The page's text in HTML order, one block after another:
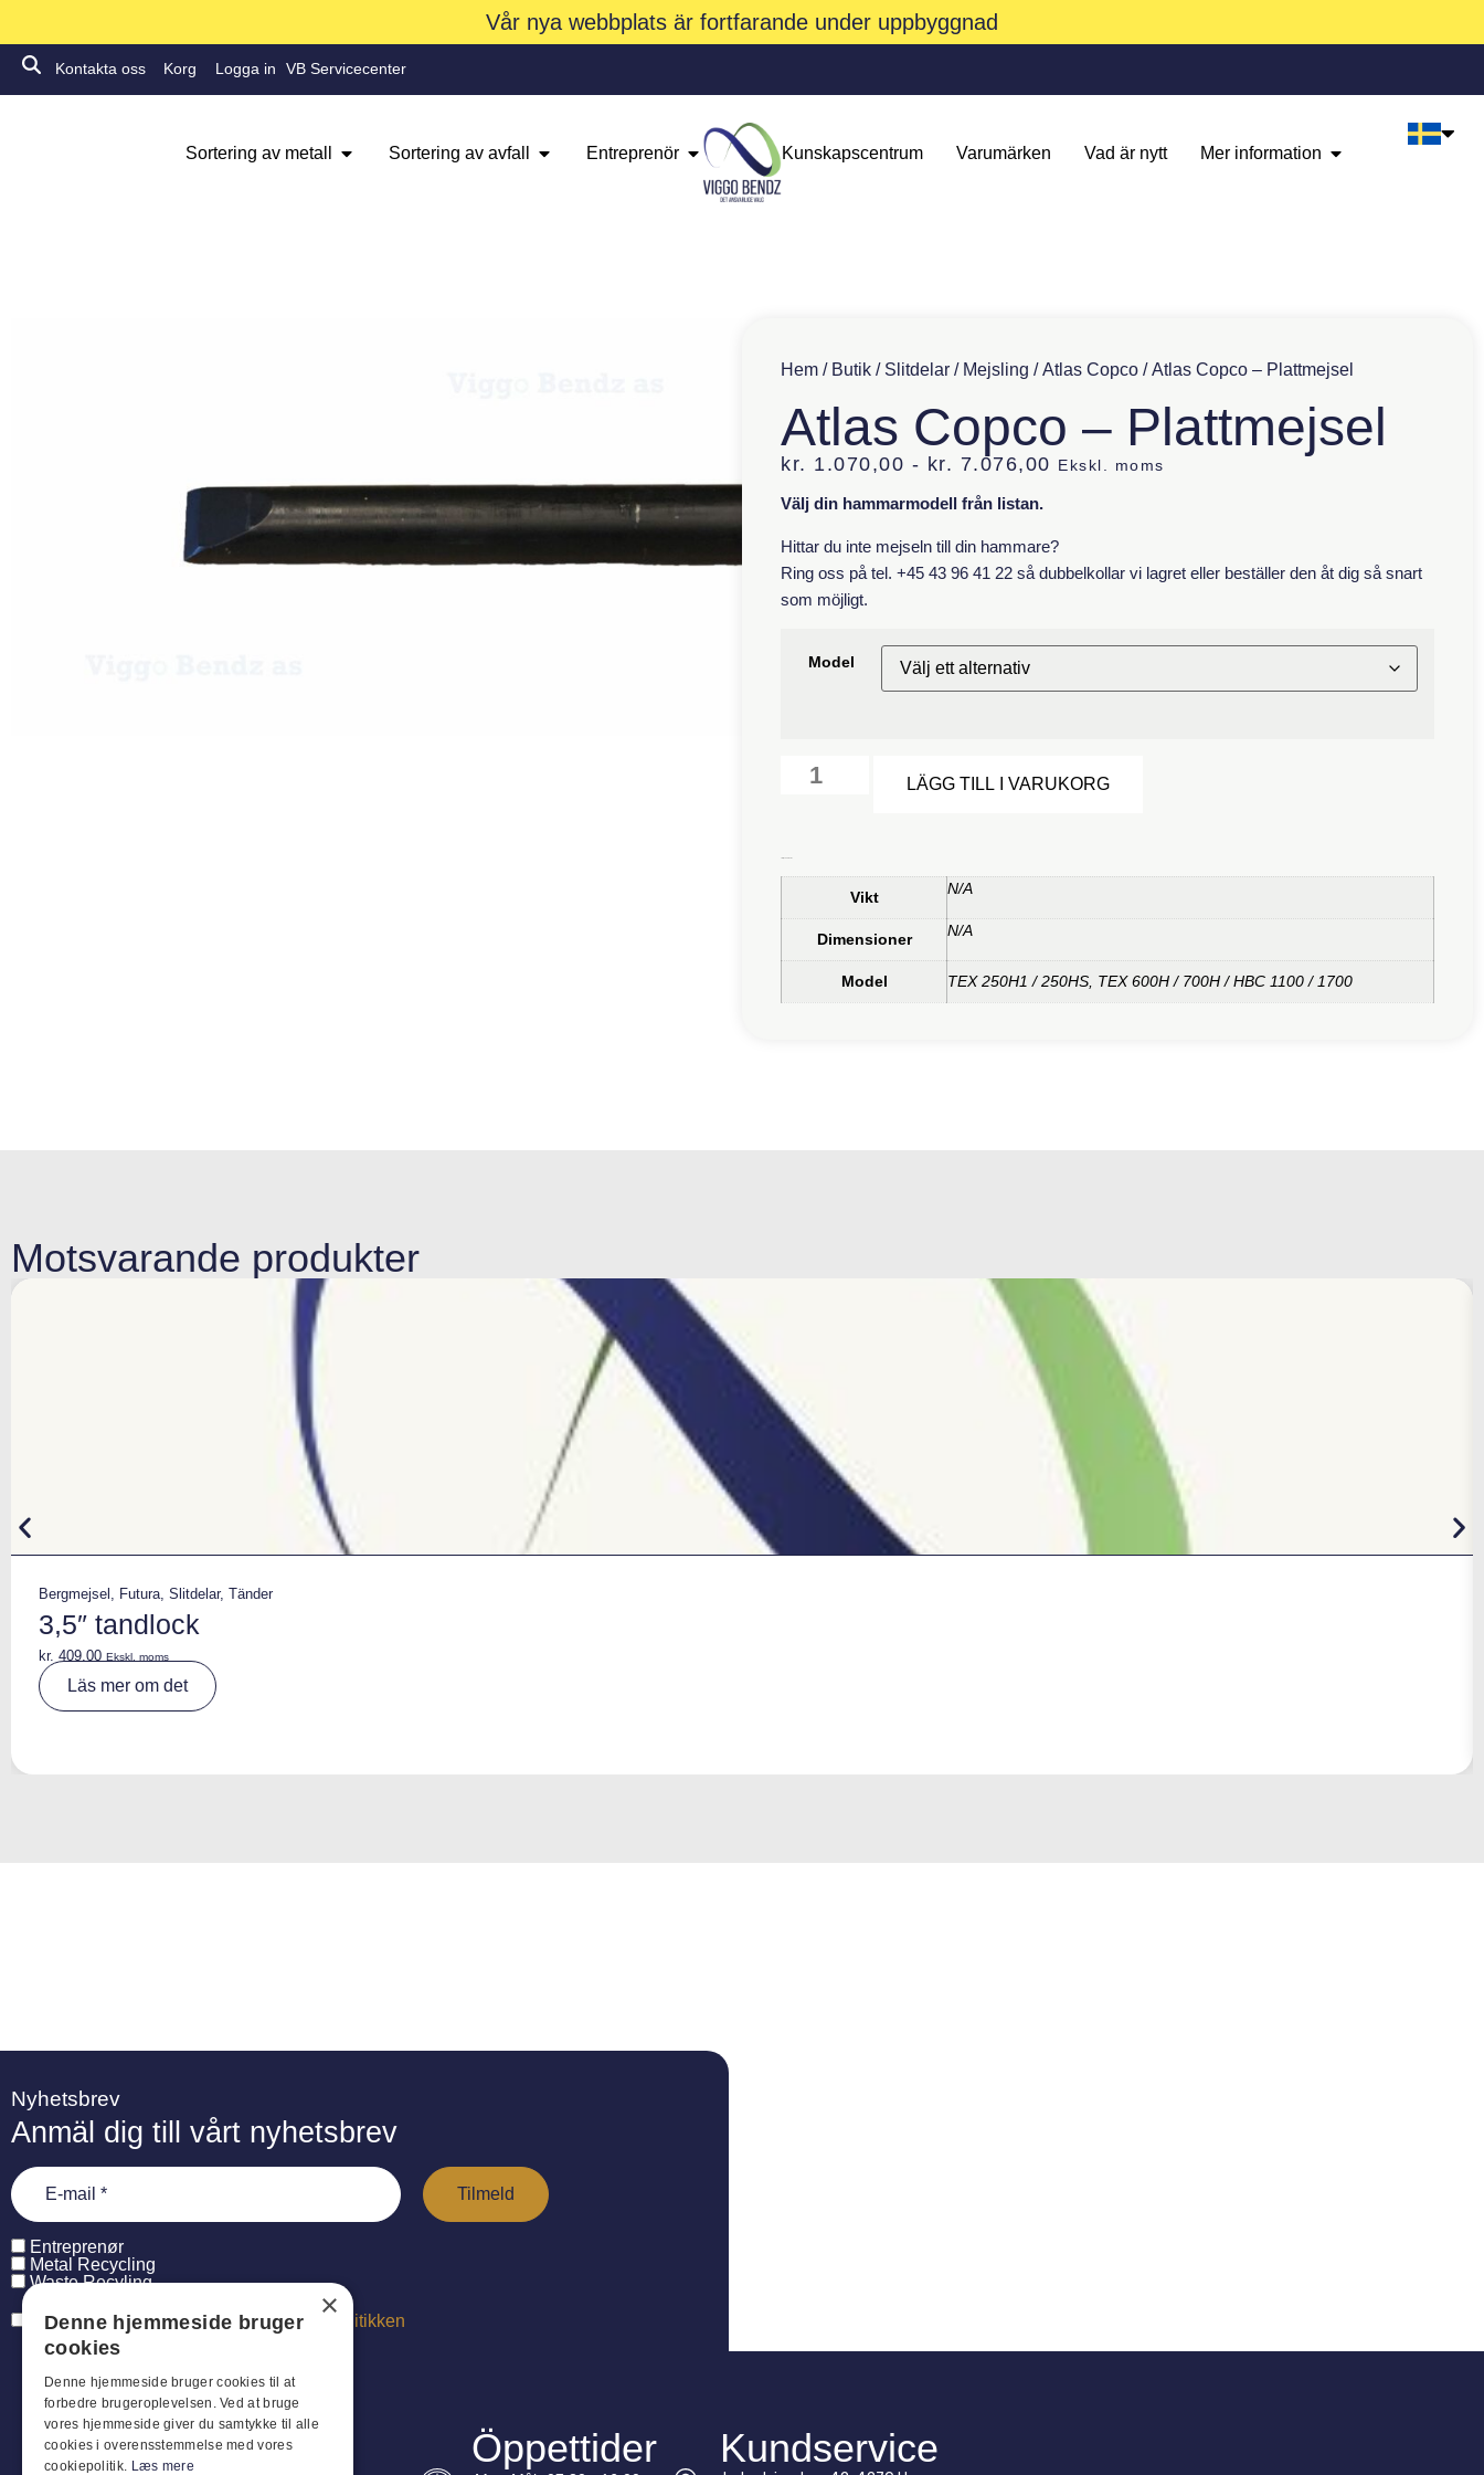
Vår nya webbplats är fortfarande under uppbyggnad
Kontakta oss Korg Logga in VB Servicecenter
Sortering av metall Sortering av avfall Entreprenör Kunskapscentrum Varumärken Vad är nytt Mer information
Hem / Butik / Slitdelar / Mejsling /Atlas Copco / Atlas Copco – Plattmejsel
Atlas Copco – Plattmejsel
kr. 1.070,00 - kr. 7.076,00 Ekskl. moms
Välj din hammarmodell från listan.
Hittar du inte mejseln till din hammare?
Ring oss på tel. +45 43 96 41 22 så dubbelkollar vi lagret eller beställer den åt dig så snart
som möjligt.
Model
LÄGG TILL I VARUKORG
Vikt N/A
Dimensioner N/A
Model TEX 250H1 / 250HS, TEX 600H / 700H / HBC 1100 / 1700
Motsvarande produkter
Bergmejsel Futura Slitdelar, Tänder
3,5″ tandlock
kr. 409,00 Ekskl. moms
Läs mer om det
Nyhetsbrev
Anmäl dig till vårt nyhetsbrev
Entreprenør
Metal Recycling
Waste Recyling
Jeg har læst og acceptererpersondatapolitikken
Öppettider Kundservice
×
Denne hjemmeside bruger
cookies
Denne hjemmeside bruger cookies til at
forbedre brugeroplevelsen. Ved at bruge
vores hjemmeside giver du samtykke til alle
cookies i overensstemmelse med vores
cookiepolitik. Læs mere